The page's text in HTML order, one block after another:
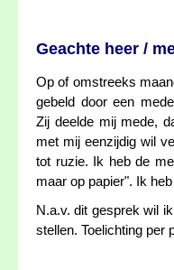
Geachte heer /
Op of omstreeks
gebeld door een
Zij deelde mij mede,
met mij eenzijdig wil
tot ruzie. Ik heb de
maar op papier". Ik
N.a.v. dit gesprek wil
stellen. Toelichting per